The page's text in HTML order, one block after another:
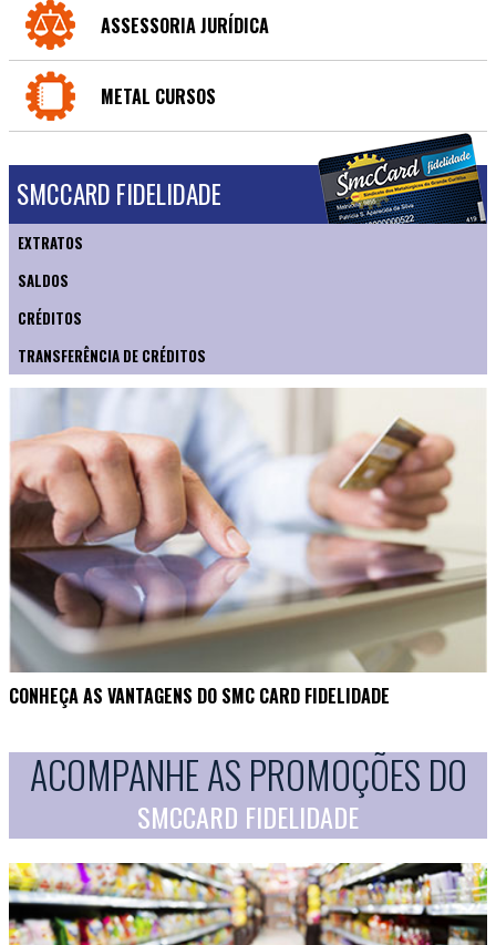
ASSESSORIA JURÍDICA
METAL CURSOS
SMCCARD FIDELIDADE
EXTRATOS
SALDOS
CRÉDITOS
TRANSFERÊNCIA DE CRÉDITOS
CONHEÇA AS VANTAGENS DO SMC CARD FIDELIDADE
ACOMPANHE AS PROMOÇÕES DO
SMCCARD FIDELIDADE